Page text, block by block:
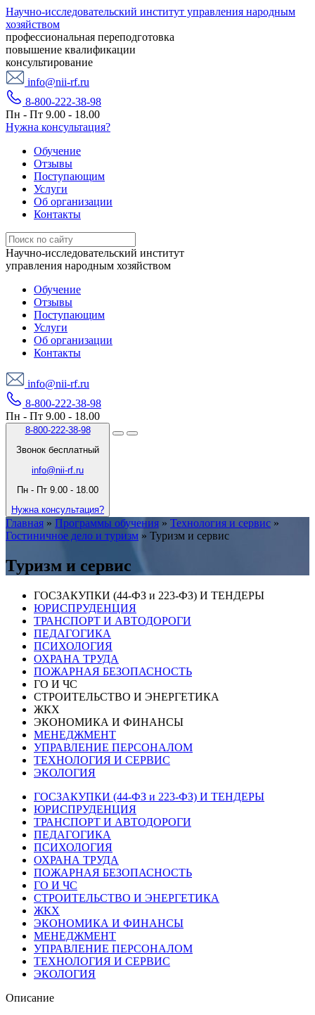
Научно-исследовательский институт управления народным
хозяйством
профессиональная переподготовка
повышение квалификации
консультирование
info@nii-rf.ru
8-800-222-38-98
Пн - Пт 9.00 - 18.00
Нужна консультация?
Обучение
Отзывы
Поступающим
Услуги
Об организации
Контакты
Научно-исследовательский институт
управления народным хозяйством
Обучение
Отзывы
Поступающим
Услуги
Об организации
Контакты
info@nii-rf.ru
8-800-222-38-98
Пн - Пт 9.00 - 18.00
8-800-222-38-98
Звонок бесплатный
info@nii-rf.ru
Пн - Пт 9.00 - 18.00
Нужна консультация?
Главная » Программы обучения » Технология и сервис »
Гостиничное дело и туризм » Туризм и сервис
Туризм и сервис
ГОСЗАКУПКИ (44-ФЗ и 223-ФЗ) И ТЕНДЕРЫ
ЮРИСПРУДЕНЦИЯ
ТРАНСПОРТ И АВТОДОРОГИ
ПЕДАГОГИКА
ПСИХОЛОГИЯ
ОХРАНА ТРУДА
ПОЖАРНАЯ БЕЗОПАСНОСТЬ
ГО И ЧС
СТРОИТЕЛЬСТВО И ЭНЕРГЕТИКА
ЖКХ
ЭКОНОМИКА И ФИНАНСЫ
МЕНЕДЖМЕНТ
УПРАВЛЕНИЕ ПЕРСОНАЛОМ
ТЕХНОЛОГИЯ И СЕРВИС
ЭКОЛОГИЯ
ГОСЗАКУПКИ (44-ФЗ и 223-ФЗ) И ТЕНДЕРЫ
ЮРИСПРУДЕНЦИЯ
ТРАНСПОРТ И АВТОДОРОГИ
ПЕДАГОГИКА
ПСИХОЛОГИЯ
ОХРАНА ТРУДА
ПОЖАРНАЯ БЕЗОПАСНОСТЬ
ГО И ЧС
СТРОИТЕЛЬСТВО И ЭНЕРГЕТИКА
ЖКХ
ЭКОНОМИКА И ФИНАНСЫ
МЕНЕДЖМЕНТ
УПРАВЛЕНИЕ ПЕРСОНАЛОМ
ТЕХНОЛОГИЯ И СЕРВИС
ЭКОЛОГИЯ
Описание